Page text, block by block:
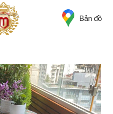
Bản đồ